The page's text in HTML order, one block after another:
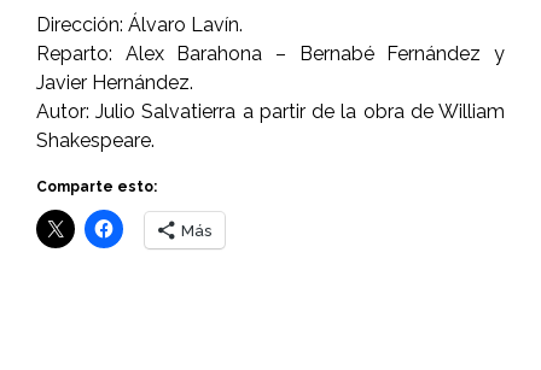
Dirección: Álvaro Lavín.
Reparto: Alex Barahona – Bernabé Fernández y
Javier Hernández.
Autor: Julio Salvatierra a partir de la obra de William
Shakespeare.
Comparte esto:
Más